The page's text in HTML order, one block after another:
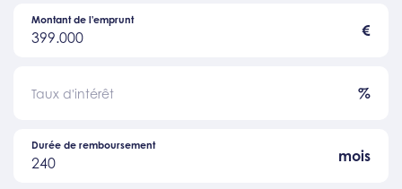
399.000
Montant de l'emprunt
€
Taux d'intérêt %
240
Durée de remboursement
mois